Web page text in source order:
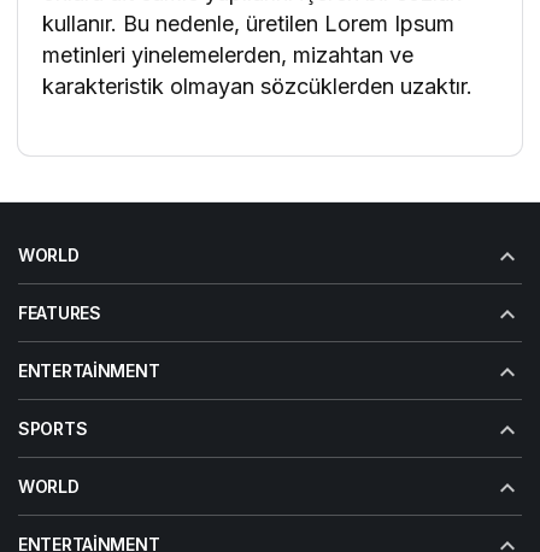
kullanır. Bu nedenle, üretilen Lorem Ipsum
metinleri yinelemelerden, mizahtan ve
karakteristik olmayan sözcüklerden uzaktır.
WORLD
FEATURES
ENTERTAINMENT
SPORTS
WORLD
ENTERTAINMENT